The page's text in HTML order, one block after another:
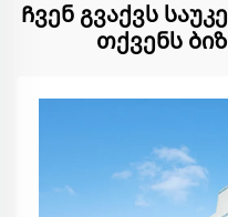
Ჩვენ გვაქვს
თქვენს